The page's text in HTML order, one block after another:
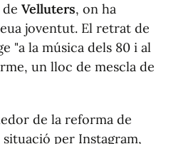
Velluters, on ha
joventut. El retrat de
"a la música dels 80 i al
un lloc de mescla de
de la reforma de
per Instagram,